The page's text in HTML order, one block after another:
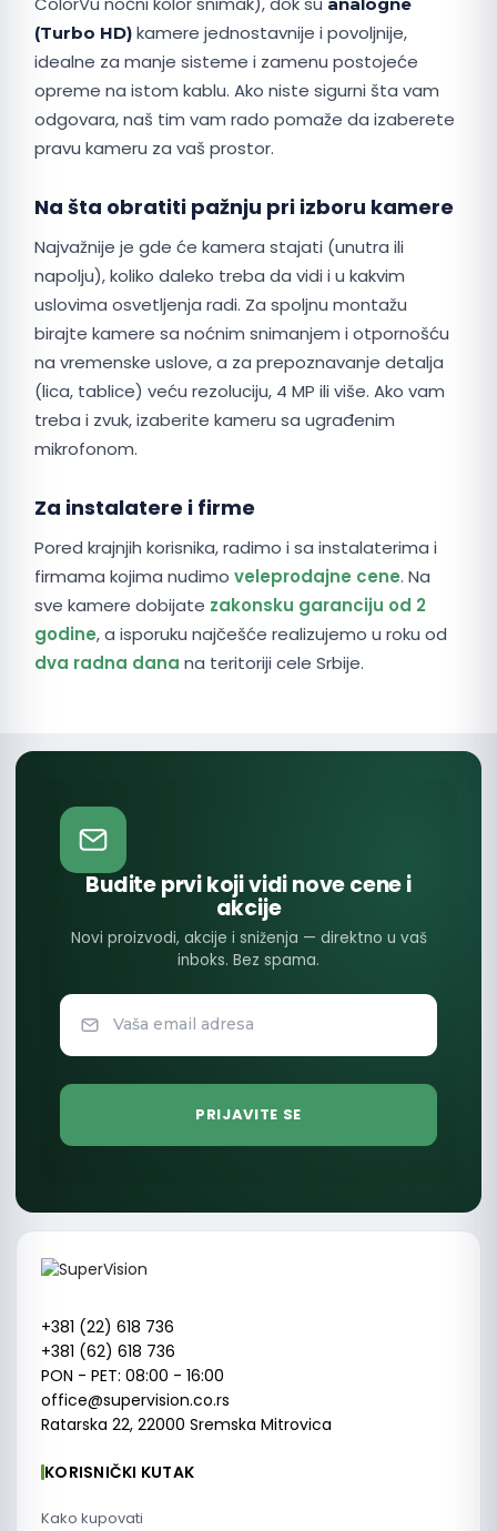
(Turbo HD) kamere jednostavnije i povoljnije,
idealne za manje sisteme i zamenu postojeće
opreme na istom kablu. Ako niste sigurni šta vam
odgovara, naš tim vam rado pomaže da izaberete
pravu kameru za vaš prostor.
Na šta obratiti pažnju pri izboru kamere
Najvažnije je gde će kamera stajati (unutra ili
napolju), koliko daleko treba da vidi i u kakvim
uslovima osvetljenja radi. Za spoljnu montažu
birajte kamere sa noćnim snimanjem i otpornošću
na vremenske uslove, a za prepoznavanje detalja
(lica, tablice) veću rezoluciju, 4 MP ili više. Ako vam
treba i zvuk, izaberite kameru sa ugrađenim
mikrofonom.
Za instalatere i firme
Pored krajnjih korisnika, radimo i sa instalaterima i
firmama kojima nudimo veleprodajne cene. Na
sve kamere dobijate zakonsku garanciju od 2
godine, a isporuku najčešće realizujemo u roku od
dva radna dana na teritoriji cele Srbije.
Budite prvi koji vidi nove cene i
akcije
Novi proizvodi, akcije i sniženja — direktno u vaš
inboks. Bez spama.
+381 (22) 618 736
+381 (62) 618 736
PON - PET: 08:00 - 16:00
office@supervision.co.rs
Ratarska 22, 22000 Sremska Mitrovica
KORISNIČKI KUTAK
Kako kupovati